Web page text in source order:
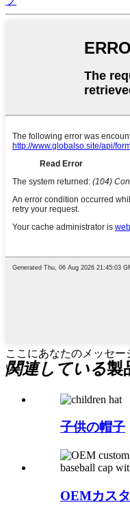
ここにあなたのメッセ
い
関連している製
子供の帽子
OEMカス